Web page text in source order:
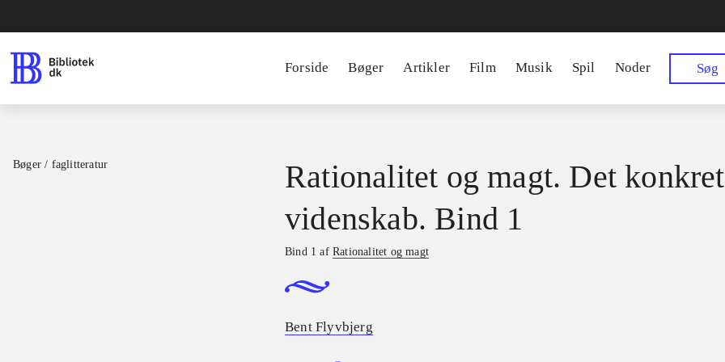
Forside Bøger Artikler Film Musik Spil Noder Søg
Bøger / faglitteratur
Rationalitet og magt. Det
videnskab. Bind 1
Bind 1 afRationalitet og magt
Bent Flyvbjerg